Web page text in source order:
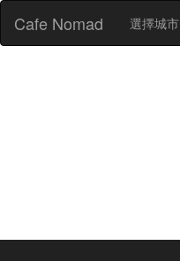
Cafe Nomad 選擇城市